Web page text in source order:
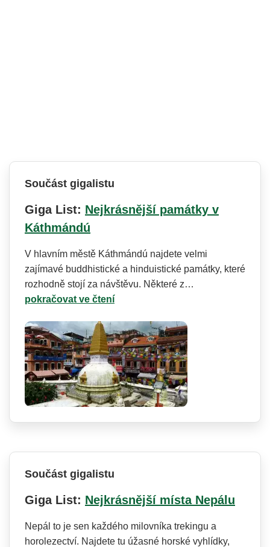
Součást gigalistu
Giga List: Nejkrásnější památky v
Káthmándú
V hlavním městě Káthmándú najdete velmi
zajímavé buddhistické a hinduistické památky, které
rozhodně stojí za návštěvu. Některé z…
pokračovat ve čtení
Součást gigalistu
Giga List: Nejkrásnější místa Nepálu
Nepál to je sen každého milovníka trekingu a
horolezectví. Najdete tu úžasné horské vyhlídky,